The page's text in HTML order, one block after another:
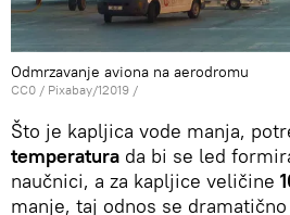
Odmrzavanje aviona na aerodromu
CC0 / Pixabay/12019 /
Što je kapljica vode manja,
temperatura da bi se led
naučnici, a za kapljice veličine
manje, taj odnos se